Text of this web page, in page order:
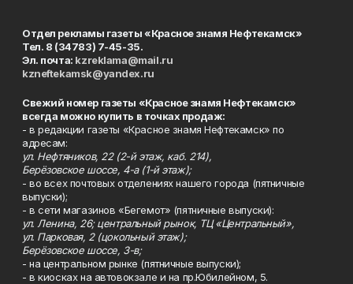
Отдел рекламы газеты «Красное знамя Нефтекамск»
Тел. 8 (34783) 7-45-35.
Эл. почта: kzreklama@mail.ru
kzneftekamsk@yandex.ru
Свежий номер газеты «Красное знамя Нефтекамск»
всегда можно купить в точках продаж:
- в редакции газеты «Красное знамя Нефтекамск» по
адресам:
ул. Нефтяников, 22 (2-й этаж, каб. 214),
Берёзовское шоссе, 4-а (1-й этаж);
- во всех почтовых отделениях нашего города (пятничные
выпуски);
- в сети магазинов «Бегемот» (пятничные выпуски):
ул. Ленина, 26; центральный рынок, ТЦ «Центральный»,
ул. Парковая, 2 (цокольный этаж);
Берёзовское шоссе, 3-в;
- на центральном рынке (пятничные выпуски);
- в киосках на автовокзале и на пр.Юбилейном, 5.